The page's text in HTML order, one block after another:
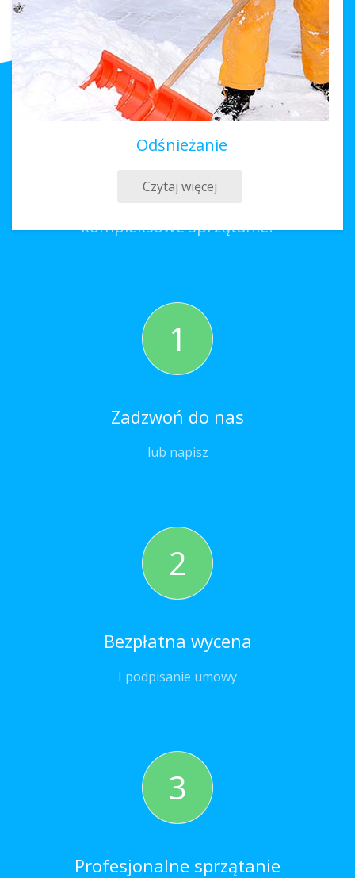
Odśnieżanie
Czytaj więcej
kompleksowe sprzątanie?
1
Zadzwoń do nas
lub napisz
2
Bezpłatna wycena
I podpisanie umowy
3
Profesjonalne sprzątanie